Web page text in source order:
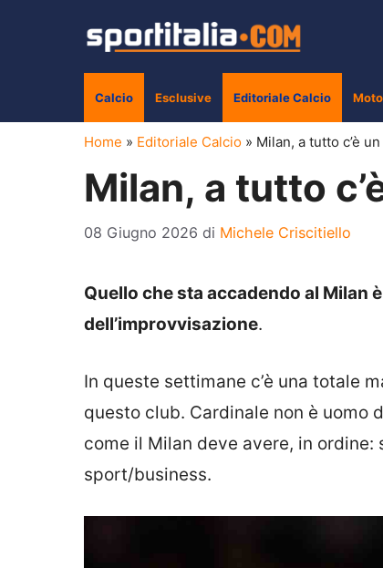
Calcio Esclusive Editoriale Calcio
Home » Editoriale Calcio » Milan, a tutto c’è
Milan, a tutto
08 Giugno 2026 di Michele Criscitiello
Quello che sta accadendo al Milan
dell’improvvisazione.
In queste settimane c’è una totale
questo club. Cardinale non è uomo
come il Milan deve avere, in
sport/business.